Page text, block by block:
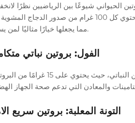
الحيواني شيوعًا بين الرياضيين نظرًا
مما يجعلها خيارًا مثاليًا لمن يسعى إلى بناء كتلة عضلية نظيفة.
الفول: بروتين نباتي
التونة المعلبة: بروتين